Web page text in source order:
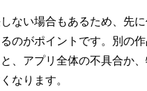
ない場合もあるため、先
のがポイントです。別の
、アプリ全体の不具合か
なります。